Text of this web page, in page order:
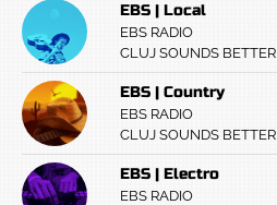
EBS | Local
EBS RADIO
CLUJ SOUNDS BETTER
EBS | Country
EBS RADIO
CLUJ SOUNDS BETTER
EBS | Electro
EBS RADIO